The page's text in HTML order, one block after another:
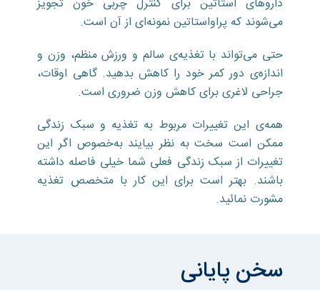
دارو‌های استاتین برای کنترل چربی خون تجویز
می‌شوند که پراواستاتین نمونه‌ای از آن است.
حتی می‌تواند با تغذیه‌ی سالم و ورزش منظم، وزن و
اندازه‌ی دور کمر خود را کاهش بدهید. گاهی اوقات،
جراحی لاغری برای کاهش وزن ضروری است.
همه‌ی این تغییرات مربوط به تغذیه و سبک زندگی
ممکن است سخت به نظر بیایند به‌خصوص اگر این
تغییرات از سبک زندگی فعلی شما خیلی فاصله داشته
باشند. بهتر است برای این کار با متخصص تغذیه
مشورت نمائید.
سخن پایانی